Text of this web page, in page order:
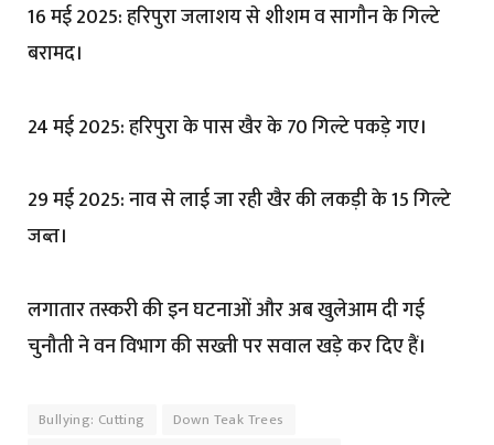
16 मई 2025: हरिपुरा जलाशय से शीशम व सागौन के गिल्टे
बरामद।
24 मई 2025: हरिपुरा के पास खैर के 70 गिल्टे पकड़े गए।
29 मई 2025: नाव से लाई जा रही खैर की लकड़ी के 15 गिल्टे
जब्त।
लगातार तस्करी की इन घटनाओं और अब खुलेआम दी गई
चुनौती ने वन विभाग की सख्ती पर सवाल खड़े कर दिए हैं।
Bullying: Cutting
Down Teak Trees